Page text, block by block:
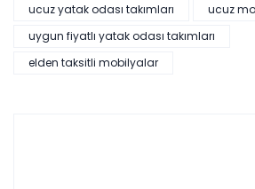
Pratik Çok Amaçlı Dolap -
ucuz yatak odası takımları
ucuz
uygun fiyatlı yatak odası takımları
elden taksitli mobilyalar